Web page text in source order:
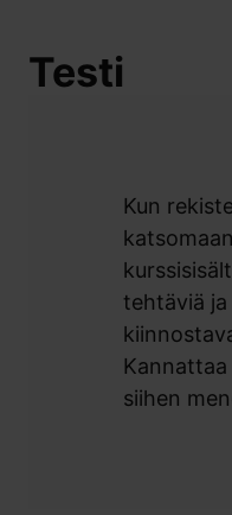
Testi
Kun
tehtäviä ja
siihen